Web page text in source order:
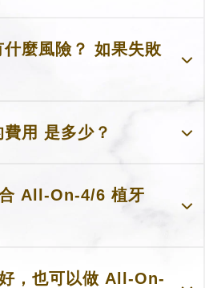
麼風險？ 如果失敗
用 是多少？
All-On-4/6 植牙
，也可以做 All-On-